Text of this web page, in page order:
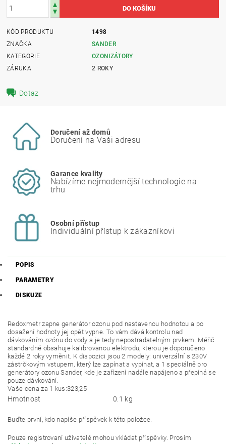
KÓD PRODUKTU
1498
ZNAČKA
SANDER
KATEGORIE
OZONIZÁTORY
ZÁRUKA
2 ROKY
Dotaz
Doručení až domů
Doručení na Vaši adresu
Garance kvality
Nabízíme nejmodernější technologie na
trhu
Osobní přístup
Individuální přístup k zákazníkovi
POPIS
PARAMETRY
DISKUZE
Redoxmetr zapne generátor ozonu pod nastavenou hodnotou a po
dosažení hodnoty jej opět vypne. To vám dává kontrolu nad
dávkováním ozónu do vody a je tedy nepostradatelným prvkem. Měřič
standardně obsahuje kalibrovanou elektrodu, kterou je doporučeno
každé 2 roky vyměnit. K dispozici jsou 2 modely: univerzální s 230V
zástrčkovým vstupem, který lze zapínat a vypínat, a 1 speciálně pro
generátory ozonu Sander, kde je zařízení nadále napájeno a přepíná se
pouze dávkování.
Vaše cena za 1 kus :323,25
Hmotnost 0.1 kg
Buďte první, kdo napíše příspěvek k této položce.
Pouze registrovaní uživatelé mohou vkládat příspěvky. Prosím